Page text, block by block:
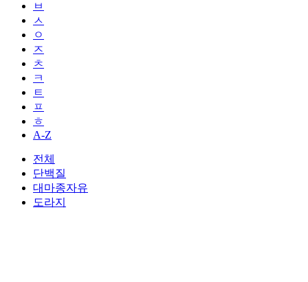
ㅂ
ㅅ
ㅇ
ㅈ
ㅊ
ㅋ
ㅌ
ㅍ
ㅎ
A-Z
전체
단백질
대마종자유
도라지